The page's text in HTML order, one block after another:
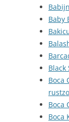
Babijn
Baby
Black
Boca
Boca
Boca